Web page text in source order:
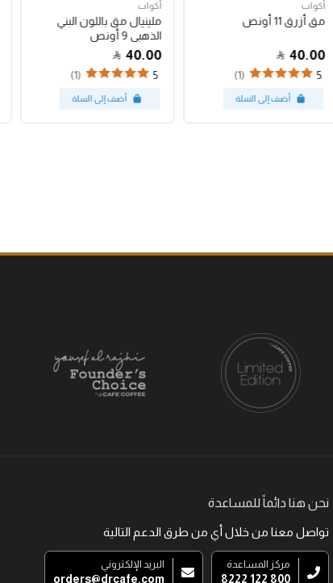
أكواب
مق أزرق 11 أونص
40.00
5
(1)
أكواب
ملينيال مق باللون البني
الذهبي 9 أونص
40.00
5
(1)
نحن هنا دائماً للمساعدة
تواصل معنا من خلال أي من طرق الدعم التالية
مركز المساعدة
800 122 8222
البريد الإلكتروني
orders@drcafe.com